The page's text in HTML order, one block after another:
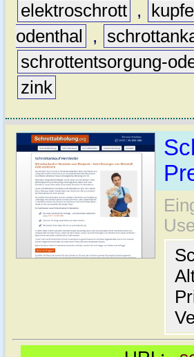
elektroschrott ,
odenthal
,
schrottentsorgung-
zink